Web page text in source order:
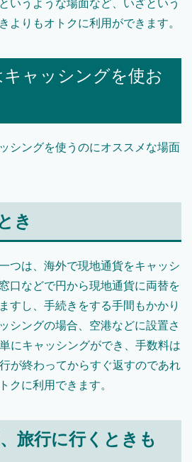
いうような場面など、いざという
よりもオトクに利用ができます。
ャッシングを使お
シングを使うのにオススメな場面
き
つは、海外で現地通貨をキャッシ
口などで円から現地通貨に両替を
すし、手続きをする手間もかかり
シングの場合、空港などに設置さ
にキャッシングができ、手数料は
が終わってからすぐ返すのであれ
クに利用できます。
旅行に行くときも